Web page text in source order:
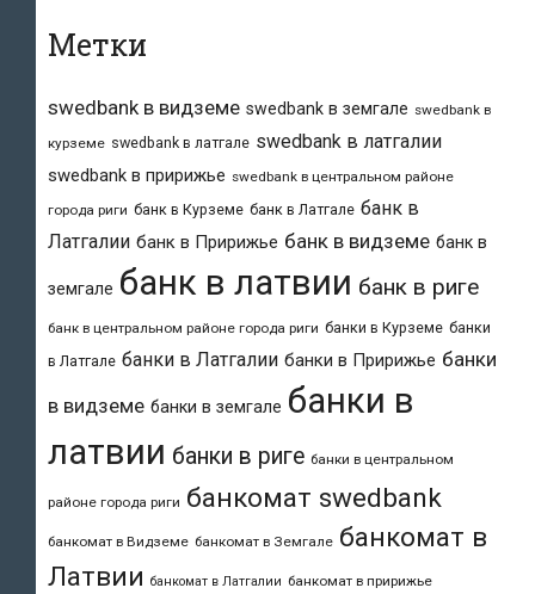
Метки
swedbank в видземе swedbank в земгале swedbank в
курземе swedbank в латгале swedbank в латгалии
swedbank в пририжье swedbank в центральном районе
города риги банк в Курземе банк в Латгале банк в
Латгалии банк в Пририжье банк в видземе банк в
земгале банк в латвии банк в риге
банк в центральном районе города риги банки в Курземе банки
в Латгале банки в Латгалии банки в Пририжье банки
в видземе банки в земгале банки в
латвии банки в риге банки в центральном
районе города риги банкомат swedbank
банкомат в Видземе банкомат в Земгале банкомат в
Латвии банкомат в Латгалии банкомат в пририжье